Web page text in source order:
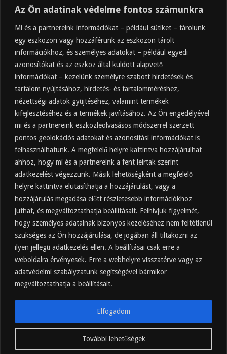
Az Ön adatinak védelme fontos számunkra
Mi és a partnereink információkat – például sütiket – tárolunk
egy eszközön vagy hozzáférünk az eszközön tárolt
információkhoz, és személyes adatokat – például egyedi
azonosítókat és az eszköz által küldött alapvető
információkat – kezelünk személyre szabott hirdetések és
tartalom nyújtásához, hirdetés- és tartalomméréshez,
nézettségi adatok gyűjtéséhez, valamint termékek
kifejlesztéséhez és a termékek javításához. Az Ön engedélyével
mi és a partnereink eszközleolvasásos módszerrel szerzett
pontos geolokációs adatokat és azonosítási információkat is
felhasználhatunk. A megfelelő helyre kattintva hozzájárulhat
ahhoz, hogy mi és a partnereink a fent leírtak szerint
adatkezelést végezzünk. Másik lehetőségként a megfelelő
helyre kattintva elutasíthatja a hozzájárulást, vagy a
hozzájárulás megadása előtt részletesebb információkhoz
juthat, és megváltoztathatja beállításait. Felhívjuk figyelmét,
hogy személyes adatainak bizonyos kezeléséhez nem feltétlenül
szükséges az Ön hozzájárulása, de jogában áll tiltakozni az
ilyen jellegű adatkezelés ellen. A beállításai csak erre a
weboldalra érvényesek. Erre a webhelyre visszatérve vagy az
adatvédelmi szabályzatunk segítségével bármikor
megváltoztathatja a beállításait.
További lehetőségek
Elfogadom
Felkapott
Almaecet mire jó? 21 gyakori felhasználási
terület
2025.10.31.
Almaecet fogyasztása: mikor, mennyit, mivel
hígítva?
2025.10.30.
Almaecet hatása a szervezetre –
Mit mond a kutatás?
2025.10.15.
Almaecet – Teljes útmutató:
hatások, felhasználás, kockázatok,
beszerzés
2025.10.14.
Ipari napelem cégeknek – esettanulmányok és
ajánlatkérés
hajnalkor.hu